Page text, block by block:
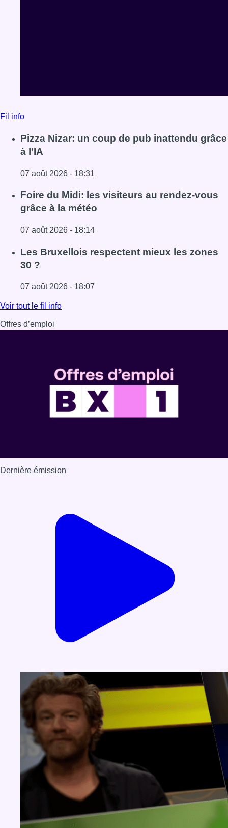
Fil info
Pizza Nizar: un coup de pub inattendu grâce
à l’IA
07 août 2026 - 18:31
Lire l'article Pizza Nizar: un coup de pub inattendu grâce
Foire du Midi: les visiteurs au rendez-vous
grâce à la météo
07 août 2026 - 18:14
Lire l'article Foire du Midi: les visiteurs au rendez-vous
Les Bruxellois respectent mieux les zones
30 ?
07 août 2026 - 18:07
Lire l'article Les Bruxellois respectent mieux les zones 30
Voir tout le fil info
Offres d’emploi
Dernière émission